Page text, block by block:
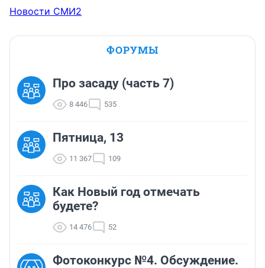
Новости СМИ2
ФОРУМЫ
Про засаду (часть 7)
8 446 535
Пятница, 13
11 367 109
Как Новый год отмечать
будете?
14 476 52
Фотоконкурс №4. Обсуждение.